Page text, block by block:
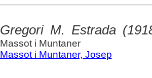
Gregori M. Estrada
Massot i Muntaner
Massot i Muntaner, Josep